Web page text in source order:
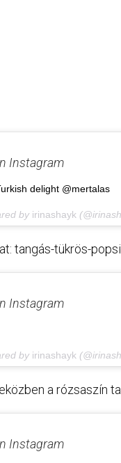
Instagram
delight @mertalas
by irinashayk
tangás-tükrös-
Instagram
by irinashayk
a rózsaszín
Instagram